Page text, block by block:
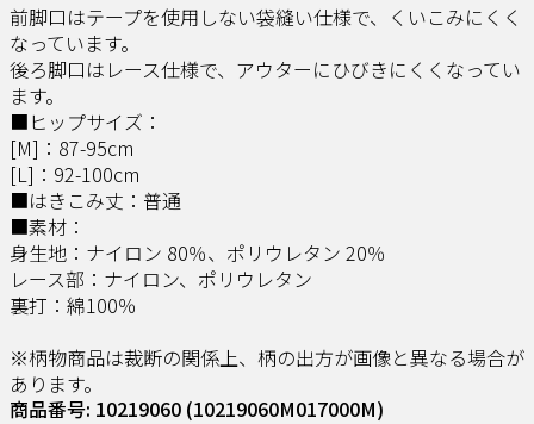
前脚口はテープを使用しない袋縫い仕様で、くいこみにくく
なっています。
後ろ脚口はレース仕様で、アウターにひびきにくくなってい
ます。
■ヒップサイズ：
[M]：87-95cm
[L]：92-100cm
■はきこみ丈：普通
■素材：
身生地：ナイロン 80％、ポリウレタン 20％
レース部：ナイロン、ポリウレタン
裏打：綿100％
※柄物商品は裁断の関係上、柄の出方が画像と異なる場合が
あります。
商品番号: 10219060 (10219060M017000M)